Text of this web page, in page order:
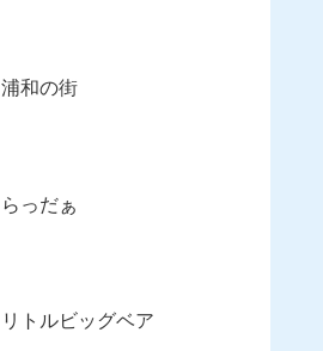
浦和の街
らっだぁ
リトルビッグベア